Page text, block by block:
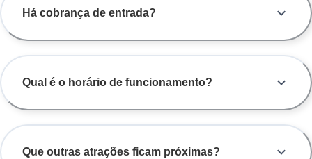
Há cobrança de entrada?
Qual é o horário de funcionamento?
Que outras atrações ficam próximas?